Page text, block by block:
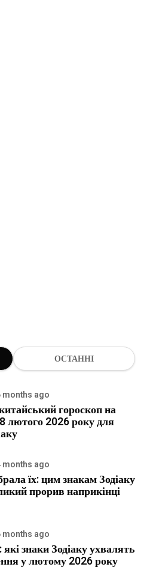
ОСТАННІ
months ago
гороскоп на
лютого 2026 року для
months ago
їх: цим знакам Зодіаку
прорив наприкінці
months ago
знаки Зодіаку ухвалять
у лютому 2026 року